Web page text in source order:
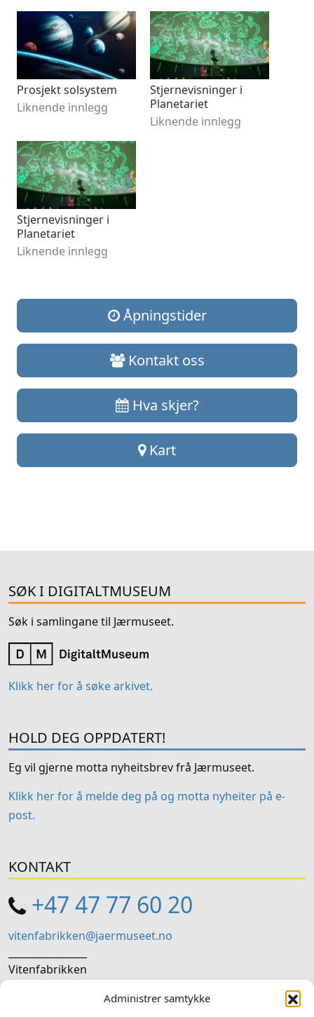
Administrer samtykke
Prosjekt solsystem
Liknende innlegg
Stjernevisninger i
Planetariet
Liknende innlegg
Stjernevisninger i
Planetariet
Liknende innlegg
Åpningstider
Kontakt oss
Hva skjer?
Kart
SØK I DIGITALTMUSEUM
Søk i samlingane til Jærmuseet.
Klikk her for å søke arkivet.
HOLD DEG OPPDATERT!
Eg vil gjerne motta nyheitsbrev frå Jærmuseet.
Klikk her for å melde deg på og motta nyheiter på e-
post.
KONTAKT
+47 47 77 60 20
vitenfabrikken@jaermuseet.no
Vitenfabrikken